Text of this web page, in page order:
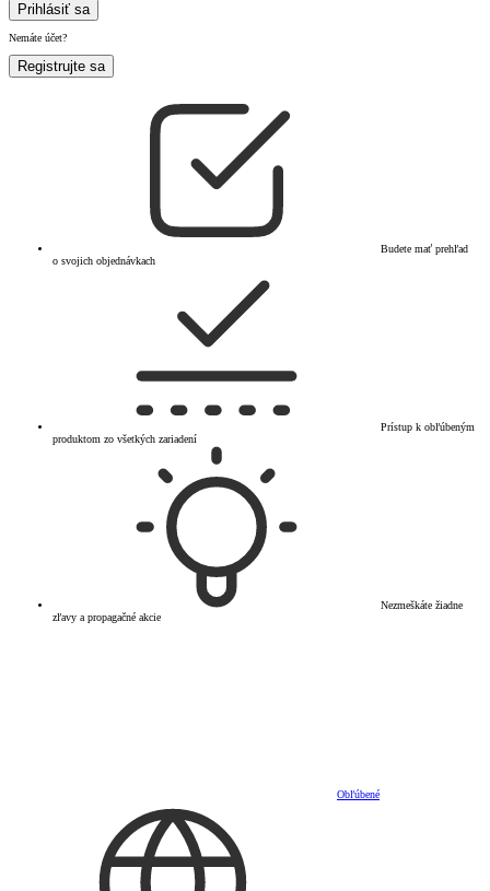
Prihlásiť sa
Nemáte účet?
Registrujte sa
Budete mať prehľad
o svojich objednávkach
Prístup k obľúbeným
produktom zo všetkých zariadení
Nezmeškáte žiadne
zľavy a propagačné akcie
Obľúbené